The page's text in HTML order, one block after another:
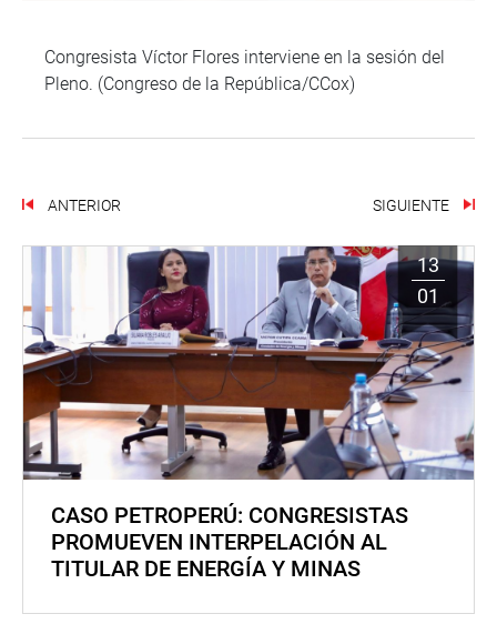
Congresista Víctor Flores interviene en la sesión del
Pleno. (Congreso de la República/CCox)
ANTERIOR SIGUIENTE
13
01
CASO PETROPERÚ: CONGRESISTAS
PROMUEVEN INTERPELACIÓN AL
TITULAR DE ENERGÍA Y MINAS